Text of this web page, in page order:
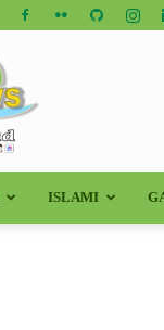
ISLAMI